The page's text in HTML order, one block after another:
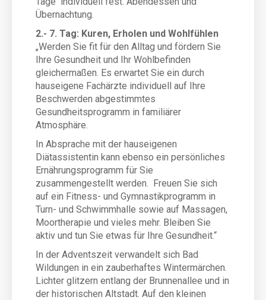
Übernachtung.
2.- 7. Tag: Kuren, Erholen und Wohlfühlen
„Werden Sie fit für den Alltag und fördern Sie
Ihre Gesundheit und Ihr Wohlbefinden
gleichermaßen. Es erwartet Sie ein durch
hauseigene Fachärzte individuell auf Ihre
Beschwerden abgestimmtes
Gesundheitsprogramm in familiärer
Atmosphäre.
In Absprache mit der hauseigenen
Diätassistentin kann ebenso ein persönliches
Ernährungsprogramm für Sie
zusammengestellt werden. Freuen Sie sich
auf ein Fitness- und Gymnastikprogramm in
Turn- und Schwimmhalle sowie auf Massagen,
Moortherapie und vieles mehr. Bleiben Sie
aktiv und tun Sie etwas für Ihre Gesundheit.“
In der Adventszeit verwandelt sich Bad
Wildungen in ein zauberhaftes Wintermärchen.
Lichter glitzern entlang der Brunnenallee und in
der historischen Altstadt. Auf den kleinen